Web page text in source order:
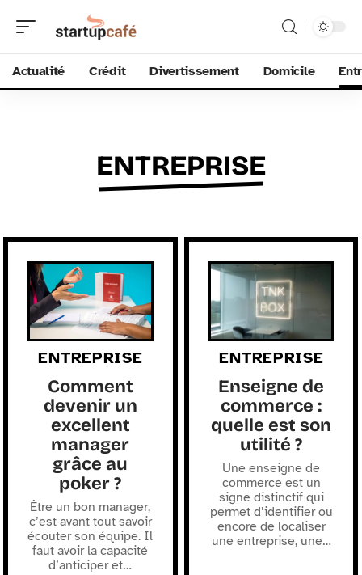
Actualité Crédit Divertissement Domicile
ENTREPRISE
ENTREPRISE
Comment
devenir un
excellent
manager
grâce au
poker ?
Être un bon manager,
c’est avant tout savoir
écouter son équipe. Il
faut avoir la capacité
d’anticiper et…
ENTREPRISE
Enseigne de
commerce :
quelle est son
utilité ?
Une enseigne de
commerce est un
signe distinctif qui
permet d’identifier ou
encore de localiser
une entreprise, une…